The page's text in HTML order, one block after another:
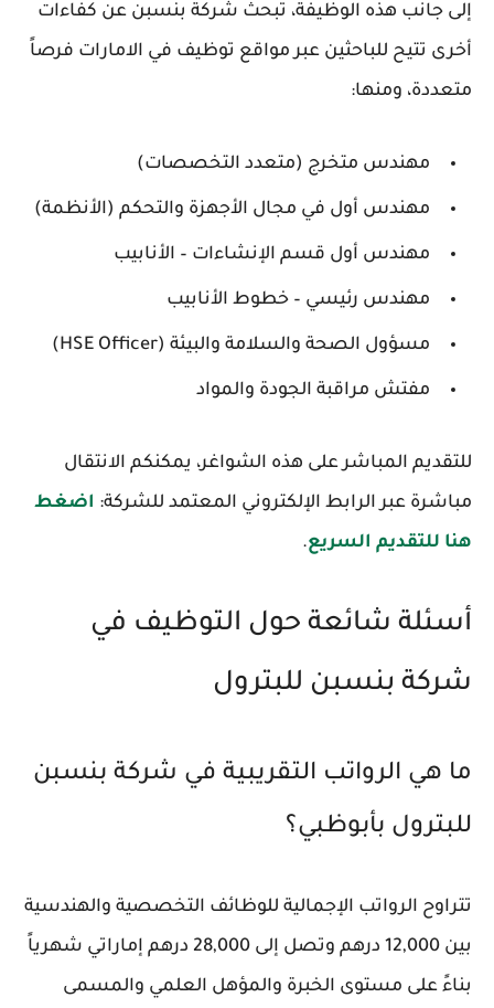
إلى جانب هذه الوظيفة، تبحث شركة بنسبن عن كفاءات
أخرى تتيح للباحثين عبر مواقع توظيف في الامارات فرصاً
متعددة، ومنها:
مهندس متخرج (متعدد التخصصات)
مهندس أول في مجال الأجهزة والتحكم (الأنظمة)
مهندس أول قسم الإنشاءات – الأنابيب
مهندس رئيسي – خطوط الأنابيب
مسؤول الصحة والسلامة والبيئة (HSE Officer)
مفتش مراقبة الجودة والمواد
للتقديم المباشر على هذه الشواغر، يمكنكم الانتقال
مباشرة عبر الرابط الإلكتروني المعتمد للشركة: اضغط
هنا للتقديم السريع.
أسئلة شائعة حول التوظيف في
شركة بنسبن للبترول
ما هي الرواتب التقريبية في شركة بنسبن
للبترول بأبوظبي؟
تتراوح الرواتب الإجمالية للوظائف التخصصية والهندسية
بين 12,000 درهم وتصل إلى 28,000 درهم إماراتي شهرياً
بناءً على مستوى الخبرة والمؤهل العلمي والمسمى